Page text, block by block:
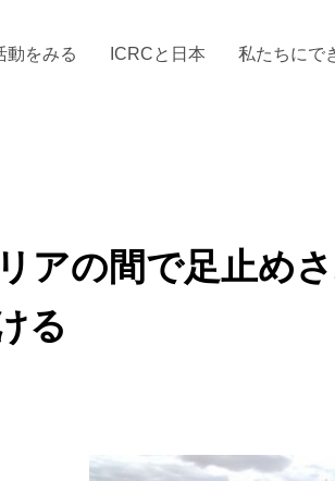
動をみる ICRCと日本 私たちにで
アの間で足止め
る